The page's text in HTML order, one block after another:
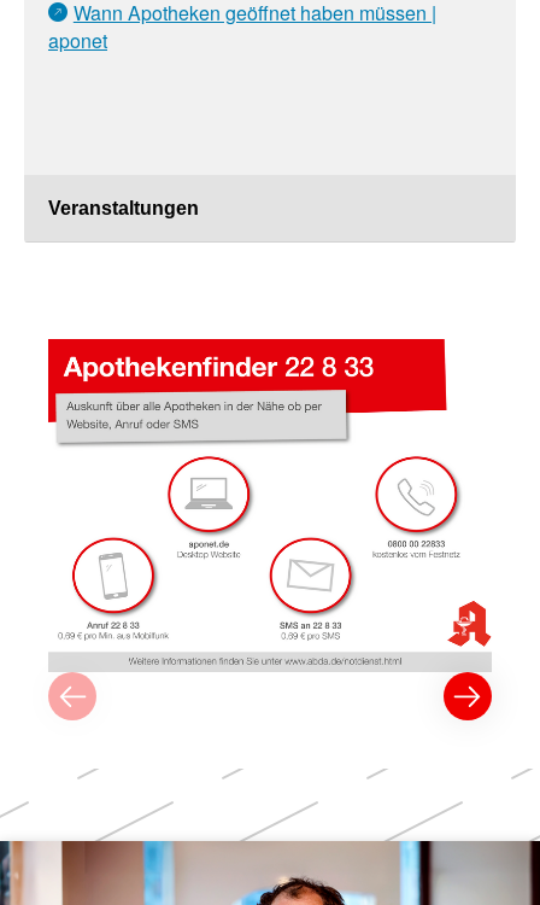
Veranstaltungen
Wann Apotheken geöffnet haben müssen |
aponet
Weitere
Themen